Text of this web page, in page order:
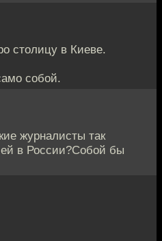
столицу в Киеве.
собой.
журналисты так
в России?Собой бы